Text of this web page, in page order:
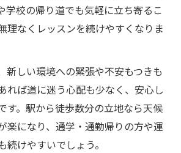
学校の帰り道でも気軽に立ち寄るこ
理なくレッスンを続けやすくなりま
新しい環境への緊張や不安もつきも
れば道に迷う心配も少なく、安心し
す。駅から徒歩数分の立地なら天候
楽になり、通学・通勤帰りの方や運
けやすいでしょう。